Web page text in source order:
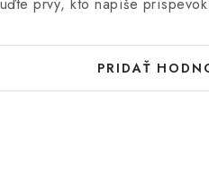
prvý, kto napíše
PRIDAŤ